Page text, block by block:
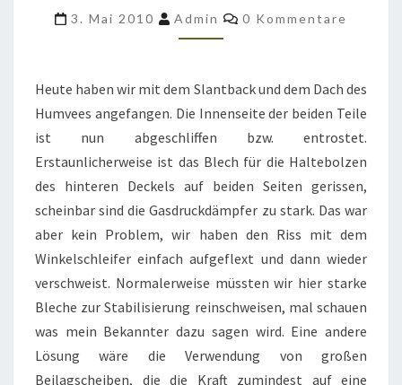
HUMVEE
GESCHLIFFEN
ENTROSTET
3. Mai 2010 Admin Kommentare
0 Kommentare
Heute haben wir mit dem Slantback und dem Dach des
Humvees angefangen. Die Innenseite der beiden Teile
ist nun abgeschliffen bzw. entrostet.
Erstaunlicherweise ist das Blech für die Haltebolzen
des hinteren Deckels auf beiden Seiten gerissen,
scheinbar sind die Gasdruckdämpfer zu stark. Das war
aber kein Problem, wir haben den Riss mit dem
Winkelschleifer einfach aufgeflext und dann wieder
verschweist. Normalerweise müssten wir hier starke
Bleche zur Stabilisierung reinschweisen, mal schauen
was mein Bekannter dazu sagen wird. Eine andere
Lösung wäre die Verwendung von großen
Beilagscheiben, die die Kraft zumindest auf eine